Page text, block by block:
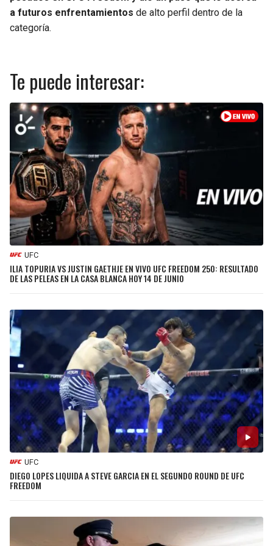
a futuros enfrentamientos de alto perfil dentro de la
categoría.
Te puede interesar:
UFC
ILIA TOPURIA VS JUSTIN GAETHJE EN VIVO UFC FREEDOM 250: RESULTADO
DE LAS PELEAS EN LA CASA BLANCA HOY 14 DE JUNIO
UFC
DIEGO LOPES LIQUIDA A STEVE GARCIA EN EL SEGUNDO ROUND DE UFC
FREEDOM